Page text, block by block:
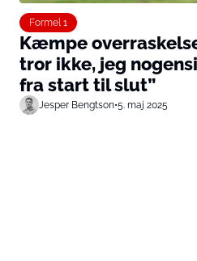
Formel 1
Kæmpe
tror ikke, jeg
fra start til slut”
Jesper Bengtson•5. maj 2025